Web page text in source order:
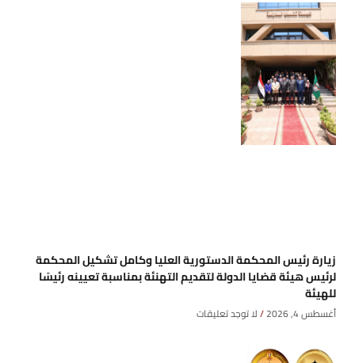
زيارة رئيس المحكمة الدستورية العليا وكامل تشكيل المحكمة
لرئيس هيئة قضايا الدولة لتقديم التهنئة بمناسبة تعيينه رئيسًا
للهيئة
أغسطس 4, 2026 لا توجد تعليقات